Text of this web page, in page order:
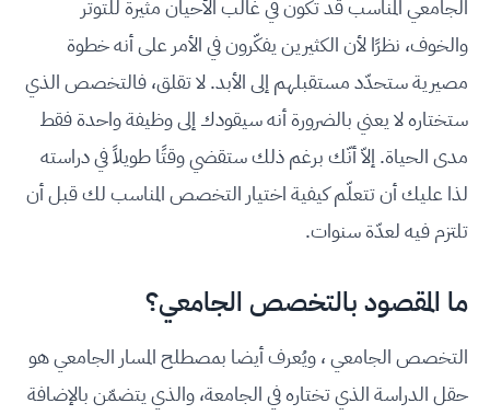
الجامعي المناسب قد تكون في غالب الأحيان مثيرة للتوتر
والخوف، نظرًا لأن الكثيرين يفكّرون في الأمر على أنه خطوة
مصيرية ستحدّد مستقبلهم إلى الأبد. لا تقلق، فالتخصص الذي
ستختاره لا يعني بالضرورة أنه سيقودك إلى وظيفة واحدة فقط
مدى الحياة. إلاّ أنّك برغم ذلك ستقضي وقتًا طويلاً في دراسته
لذا عليك أن تتعلّم كيفية اختيار التخصص المناسب لك قبل أن
تلتزم فيه لعدّة سنوات.
ما المقصود بالتخصص الجامعي؟
التخصص الجامعي ، ويُعرف أيضا بمصطلح المسار الجامعي هو
حقل الدراسة الذي تختاره في الجامعة، والذي يتضمّن بالإضافة